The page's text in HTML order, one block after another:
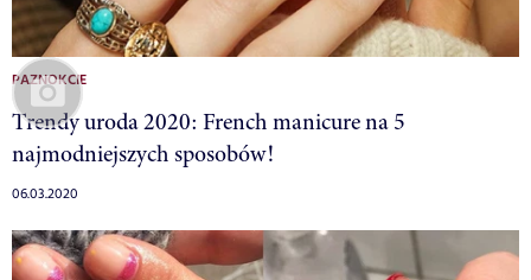
PAZNOKCIE
Trendy uroda 2020: French manicure na 5
najmodniejszych sposobów!
06.03.2020